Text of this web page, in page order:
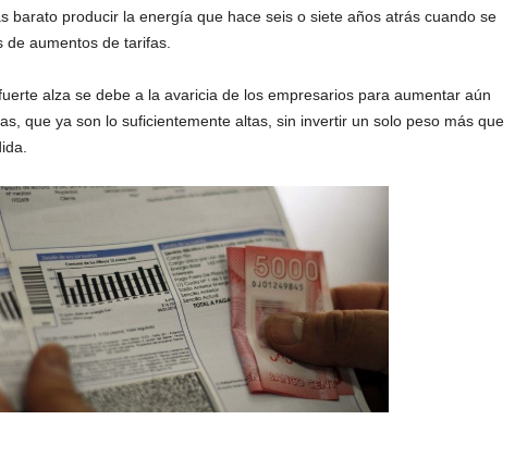
barato producir la energía que hace seis o siete años atrás cuando se
aumentos de tarifas.
alza se debe a la avaricia de los empresarios para aumentar aún
que ya son lo suficientemente altas, sin invertir un solo peso más que